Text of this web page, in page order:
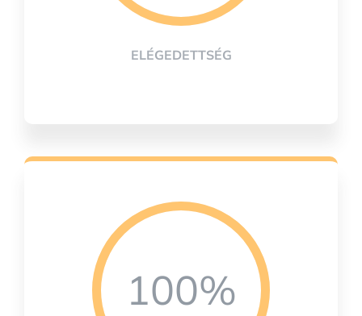
ELÉGEDETTSÉG
100%